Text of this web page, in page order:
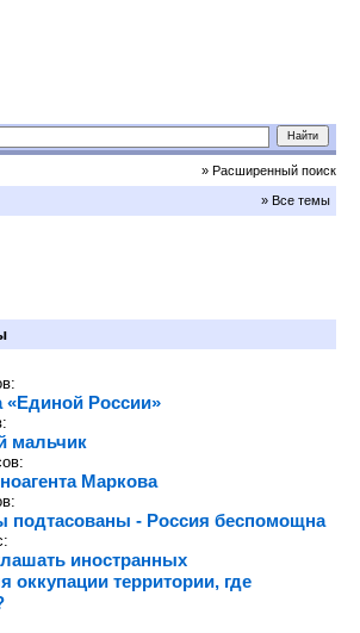
» Расширенный поиск
» Все темы
:
«Единой России»
:
мальчик
:
Маркова
:
- Россия беспомощна
:
иностранных
оккупации территории, где